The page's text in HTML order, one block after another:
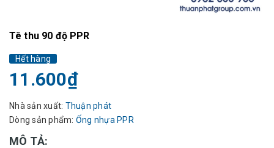
Tê thu 90 độ PPR
Hết hàng
11.600₫
Nhà sản xuất: Thuận phát
Dòng sản phẩm: Ống nhựa PPR
MÔ TẢ: